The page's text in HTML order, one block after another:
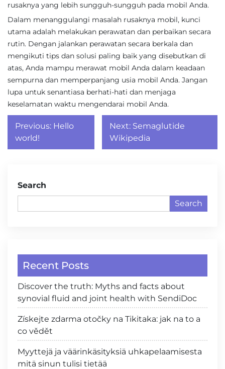
rusaknya yang lebih sungguh-sungguh pada mobil Anda.
Dalam menanggulangi masalah rusaknya mobil, kunci
utama adalah melakukan perawatan dan perbaikan secara
rutin. Dengan jalankan perawatan secara berkala dan
mengikuti tips dan solusi paling baik yang disebutkan di
atas, Anda mampu merawat mobil Anda dalam keadaan
sempurna dan memperpanjang usia mobil Anda. Jangan
lupa untuk senantiasa berhati-hati dan menjaga
keselamatan waktu mengendarai mobil Anda.
Post
navigation
Previous: Hello
world!
Next: Semaglutide
Wikipedia
Search
Search
Recent Posts
Discover the truth: Myths and facts about
synovial fluid and joint health with SendiDoc
Získejte zdarma otočky na Tikitaka: jak na to a
co vědět
Myyttejä ja väärinkäsityksiä uhkapelaamisesta
mitä sinun tulisi tietää